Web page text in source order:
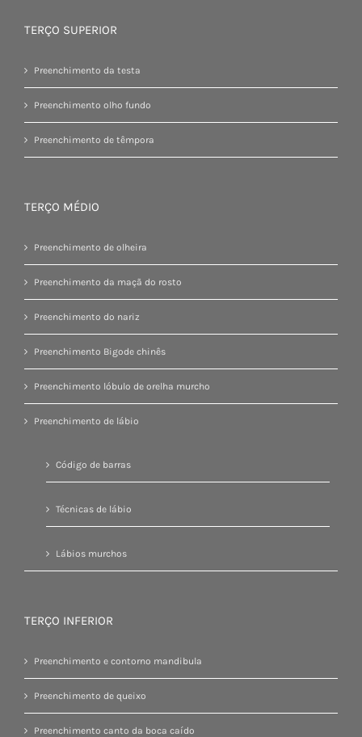
TERÇO SUPERIOR
Preenchimento da testa
Preenchimento olho fundo
Preenchimento de têmpora
TERÇO MÉDIO
Preenchimento de olheira
Preenchimento da maçã do rosto
Preenchimento do nariz
Preenchimento Bigode chinês
Preenchimento lóbulo de orelha murcho
Preenchimento de lábio
Código de barras
Técnicas de lábio
Lábios murchos
TERÇO INFERIOR
Preenchimento e contorno mandibula
Preenchimento de queixo
Preenchimento canto da boca caído